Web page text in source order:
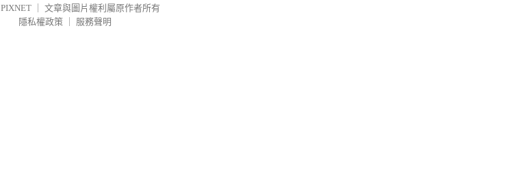
PIXNET
文章與圖片權利屬原作者所有
隱私權政策
服務聲明